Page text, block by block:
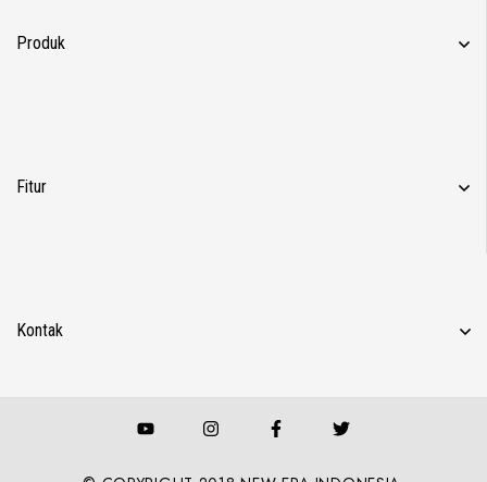
Produk
Fitur
Kontak